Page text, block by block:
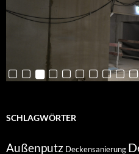
SCHLAGWÖRTER
Außenputz Deckensanierung